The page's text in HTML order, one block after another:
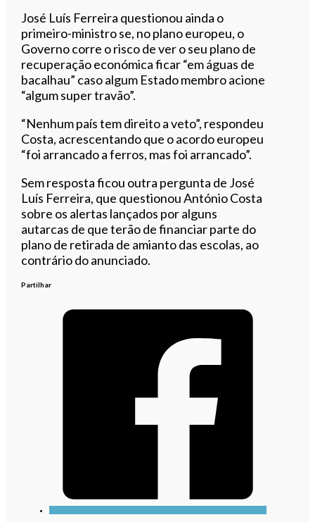
José Luís Ferreira questionou ainda o
primeiro-ministro se, no plano europeu, o
Governo corre o risco de ver o seu plano de
recuperação económica ficar “em águas de
bacalhau” caso algum Estado membro acione
“algum super travão”.
“Nenhum país tem direito a veto”, respondeu
Costa, acrescentando que o acordo europeu
“foi arrancado a ferros, mas foi arrancado”.
Sem resposta ficou outra pergunta de José
Luís Ferreira, que questionou António Costa
sobre os alertas lançados por alguns
autarcas de que terão de financiar parte do
plano de retirada de amianto das escolas, ao
contrário do anunciado.
Partilhar